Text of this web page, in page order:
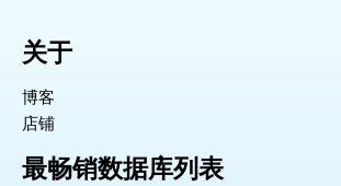
关于
博客
店铺
最畅销数据库列表